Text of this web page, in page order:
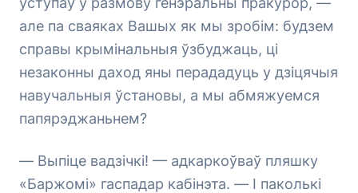
але па сваяках Вашых як мы зробім: будзем
справы крымінальныя ўзбуджаць, ці
незаконны даход яны перададуць у дзіцячыя
навучальныя ўстановы, а мы абмяжуемся
папярэджаньнем?
— Выпіце вадзічкі! — адкаркоўваў пляшку
«Баржомі» гаспадар кабінэта. — І паколькі